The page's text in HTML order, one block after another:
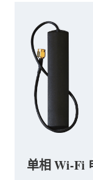
单相 Wi-Fi